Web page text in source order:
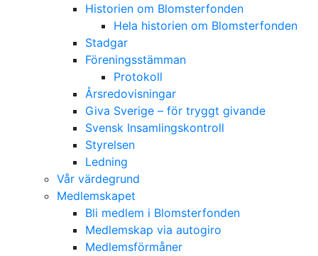
Historien om Blomsterfonden
Hela historien om Blomsterfonden
Stadgar
Föreningsstämman
Protokoll
Årsredovisningar
Giva Sverige – för tryggt givande
Svensk Insamlingskontroll
Styrelsen
Ledning
Vår värdegrund
Medlemskapet
Bli medlem i Blomsterfonden
Medlemskap via autogiro
Medlemsförmåner